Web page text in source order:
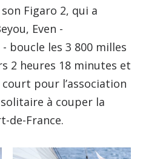
Figaro 2, qui a
Even -
boucle les 3 800 milles
2 heures 18 minutes et
court pour l’association
à couper la
de-France.